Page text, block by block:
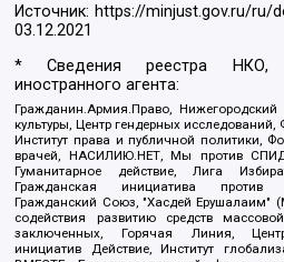
Источник:https://minjust.gov.ru/ru/
03.12.2021
* Сведения реестра НКО,
иностранного агента:
Гражданин.Армия.Право,
культуры, Центр гендерных
Институт права и публичной политики,
врачей, НАСИЛИЮ.НЕТ, Мы против
Гуманитарное действие, Лига
Гражданская инициатива против
Гражданский Союз, "Хасдей Ерушалаим"
содействия развитию средств
заключенных, Горячая Линия,
инициатив Действие, Институт